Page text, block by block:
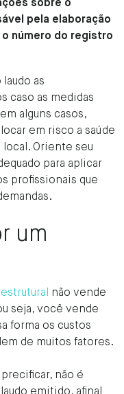
sobre o
pela elaboração
o número do registro
as
caso as medidas
alguns casos,
em risco a saúde
local. Oriente seu
para aplicar
profissionais que
um
estrutural não vende
seja, você vende
forma os custos
de muitos fatores.
não é